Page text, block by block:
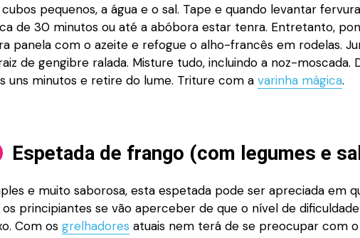
pequenos, a água e o sal. Tape e quando levantar
de 30 minutos ou até a abóbora estar tenra. Entretanto,
panela com o azeite e refogue o alho-francês em rodelas.
de gengibre ralada. Misture tudo, incluindo a noz-moscada.
uns minutos e retire do lume. Triture com a varinha mágica.
Espetada de frango (com legumes e
e muito saborosa, esta espetada pode ser apreciada em
principiantes se vão aperceber de que o nível de
Com os grelhadores atuais nem terá de se preocupar com